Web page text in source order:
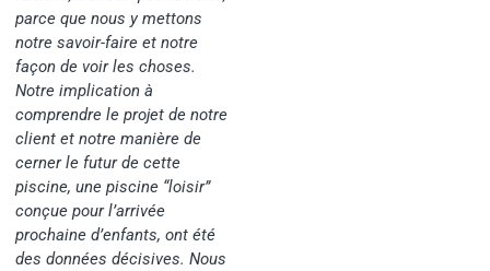
parce que nous y mettons
notre savoir-faire et notre
façon de voir les choses.
Notre implication à
comprendre le projet de notre
client et notre manière de
cerner le futur de cette
piscine, une piscine “loisir”
conçue pour l’arrivée
prochaine d’enfants, ont été
des données décisives. Nous